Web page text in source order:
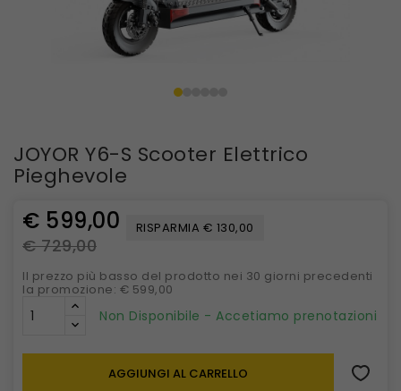
JOYOR Y6-S Scooter Elettrico
Pieghevole
€ 599,00
€ 729,00
RISPARMIA € 130,00
Il prezzo più basso del prodotto nei 30 giorni precedenti
la promozione: € 599,00
Non Disponibile - Accetiamo prenotazioni
AGGIUNGI AL CARRELLO